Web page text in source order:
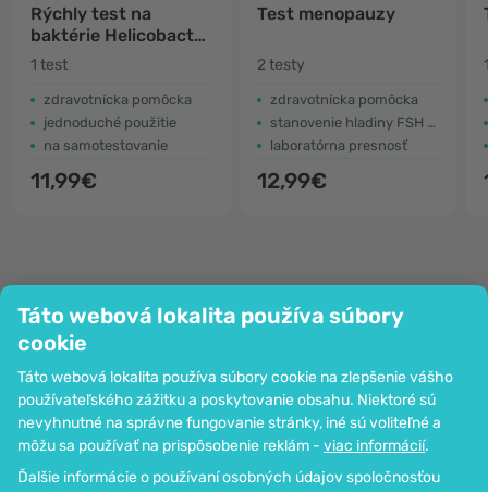
Táto webová lokalita používa súbory
cookie
Táto webová lokalita používa súbory cookie na zlepšenie vášho
používateľského zážitku a poskytovanie obsahu. Niektoré sú
nevyhnutné na správne fungovanie stránky, iné sú voliteľné a
môžu sa používať na prispôsobenie reklám - viac informácií.
Ďalšie informácie o používaní osobných údajov spoločnosťou
Rýchly test na
baktérie Helicobacter
pylori (zo stolice)
1 test
zdravotnícka pomôcka
jednoduché použitie
na samotestovanie
11,99€
Test menopauzy
2 testy
zdravotnícka pomôcka
stanovenie hladiny FSH v moči
laboratórna presnosť
12,99€
Spoločnosť
Informácie
Pripoj sa k nám
Pomoc a objednávky